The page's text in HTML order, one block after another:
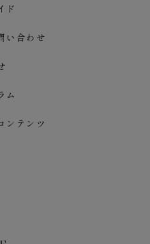
ド
い合わせ
ム
ンテンツ